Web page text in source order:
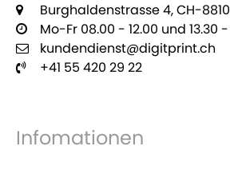
Burghaldenstrasse 4, CH-
Mo-Fr 08.00 - 12.00 und 13.30 -
kundendienst@digitprint.ch
+41 55 420 29 22
Infomationen